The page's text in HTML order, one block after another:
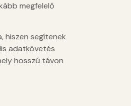
megfelelő
hiszen segítenek
adatkövetés
hosszú távon